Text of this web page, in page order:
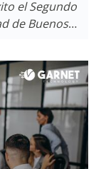
el Segundo
de Buenos